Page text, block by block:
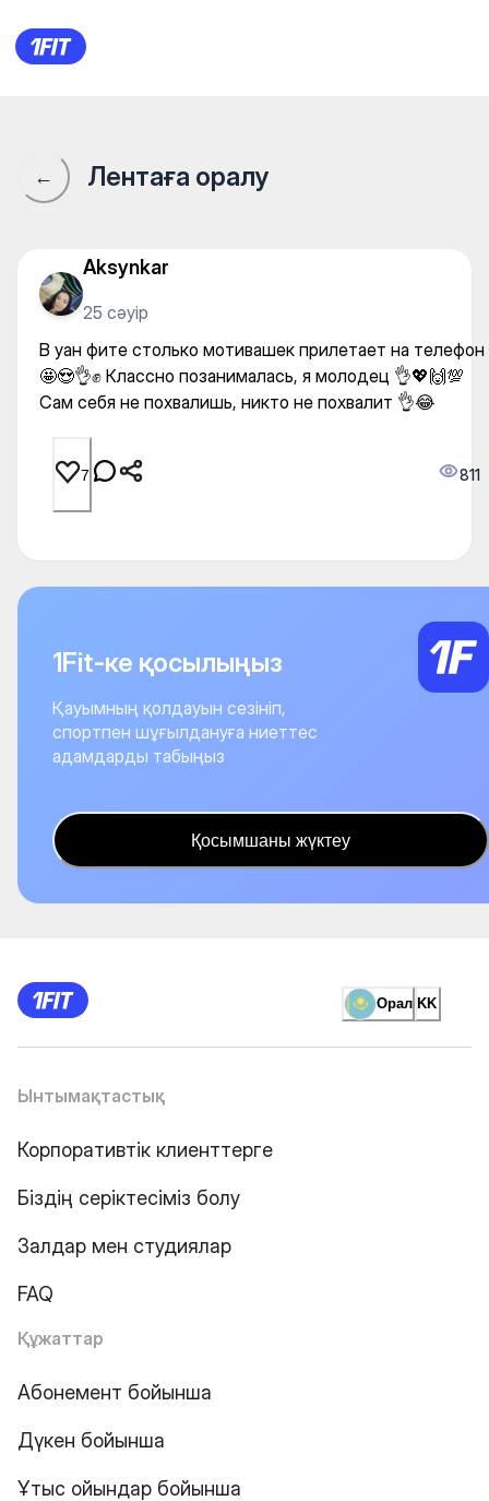
В уан фите столько
← Лентаға оралу
Aksynkar
25 сәуір
В уан фите столько мотивашек прилетает на телефон
🤩😍👌✊ Классно позанималась, я молодец 👌💖🙌💯
Сам себя не похвалишь, никто не похвалит 👌😂
7 811
1Fit-ке қосылыңыз
Қауымның қолдауын сезініп,
спортпен шұғылдануға ниеттес
адамдарды табыңыз
Қосымшаны жүктеу
Орал KK
Ынтымақтастық
Корпоративтік клиенттерге
Біздің серіктесіміз болу
Залдар мен студиялар
FAQ
Құжаттар
Абонемент бойынша
Дүкен бойынша
Ұтыс ойындар бойынша